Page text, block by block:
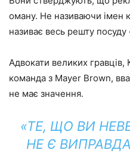
оману. Не називаючи імен
називає весь решту
Адвокати великих
команда з Mayer Brown,
не має значення.
«ТЕ, ЩО ВИ
НЕ Є